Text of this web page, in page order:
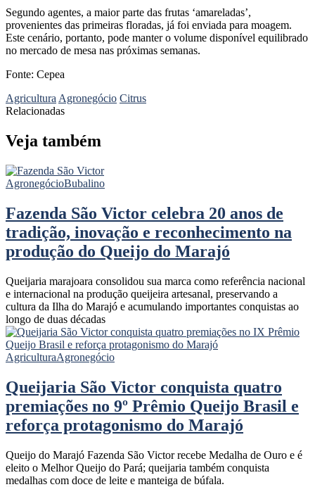
Segundo agentes, a maior parte das frutas ‘amareladas’,
provenientes das primeiras floradas, já foi enviada para moagem.
Este cenário, portanto, pode manter o volume disponível equilibrado
no mercado de mesa nas próximas semanas.
Fonte: Cepea
Agricultura Agronegócio Citrus
Relacionadas
Veja também
AgronegócioBubalino
Fazenda São Victor celebra 20 anos de
tradição, inovação e reconhecimento na
produção do Queijo do Marajó
Queijaria marajoara consolidou sua marca como referência nacional
e internacional na produção queijeira artesanal, preservando a
cultura da Ilha do Marajó e acumulando importantes conquistas ao
longo de duas décadas
AgriculturaAgronegócio
Queijaria São Victor conquista quatro
premiações no 9º Prêmio Queijo Brasil e
reforça protagonismo do Marajó
Queijo do Marajó Fazenda São Victor recebe Medalha de Ouro e é
eleito o Melhor Queijo do Pará; queijaria também conquista
medalhas com doce de leite e manteiga de búfala.